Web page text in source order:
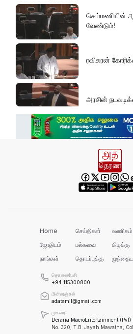
செம்மணியின்
வேண்டும்!
ரவிகரன்
அரசின்
ஹட்டன் -
கொத்மலை வான்
எலும்புக்கூடுகள்
நாங்கள்
வழங்குகின்றோம்!
Home செய்திகள் வணிகம்
ஜோதிடம்
பல்சுவை கிழக்கு
நாங்கள்
தொடர்புக்கு
தொலைபேசி
+94 115300800
மின்னஞ்சல்
adatamil@gmail.com
முகவரி
Derana MacroEntertainment (Pvt)
No. 320, T.B. Jayah Mawatha,